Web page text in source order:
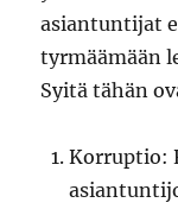
asiantuntijat
tyrmäämään
Syitä tähän
Korruptio: